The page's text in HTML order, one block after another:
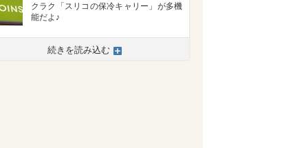
クラク「スリコの保冷キャリー」が多機
能だよ♪
続きを読み込む